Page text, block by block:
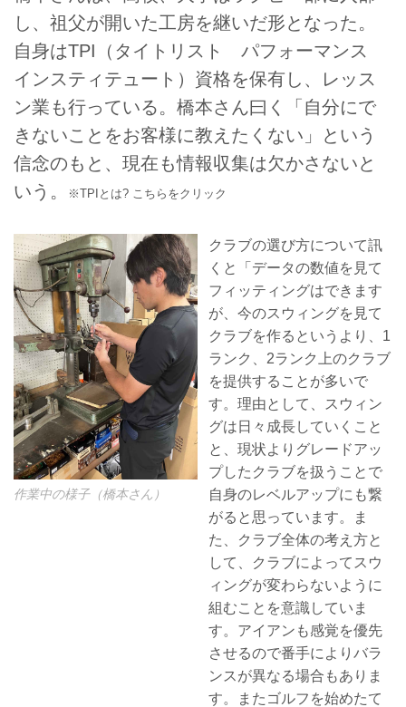
し、祖父が開いた工房を継いだ形となった。
自身はTPI （タイトリスト パフォーマンス
インスティテュート）資格を保有し、レッス
ン業も行っている。橋本さん曰く「自分にで
きないことをお客様に教えたくない」という
信念のもと、現在も情報収集は欠かさないと
いう。
※TPIとは? こちらをクリック
作業中の様子（橋本さん）
クラブの選び方について訊
くと「データの数値を見て
フィッティングはできます
が、今のスウィングを見て
クラブを作るというより、1
ランク、2ランク上のクラブ
を提供することが多いで
す。理由として、スウィン
グは日々成長していくこと
と、現状よりグレードアッ
プしたクラブを扱うことで
自身のレベルアップにも繋
がると思っています。ま
た、クラブ全体の考え方と
して、クラブによってスウ
ィングが変わらないように
組むことを意識していま
す。アイアンも感覚を優先
させるので番手によりバラ
ンスが異なる場合もありま
す。またゴルフを始めたて